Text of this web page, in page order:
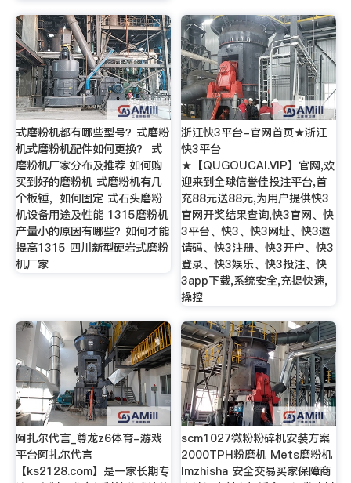
式磨粉机都有哪些型号？式磨粉
机式磨粉机配件如何更换？ 式
磨粉机厂家分布及推荐 如何购
买到好的磨粉机 式磨粉机有几
个板锤，如何固定 式石头磨粉
机设备用途及性能 1315磨粉机
产量小的原因有哪些？如何才能
提高1315 四川新型硬岩式磨粉
机厂家
浙江快3平台-官网首页★浙江
快3平台
★【QUGOUCAI.VIP】官网,欢
迎来到全球信誉佳投注平台,首
充88元送88元,为用户提供快3
官网开奖结果查询,快3官网、快
3平台、快3、快3网址、快3邀
请码、快3注册、快3开户、快3
登录、快3娱乐、快3投注、快
3app下载,系统安全,充提快速,
操控
阿扎尔代言_尊龙z6体育-游戏
平台阿扎尔代言
【ks2128.com】是一家长期专
scm1027微粉粉碎机安装方案
2000TPH粉磨机 Mets磨粉机
lmzhisha 安全交易买家保障商